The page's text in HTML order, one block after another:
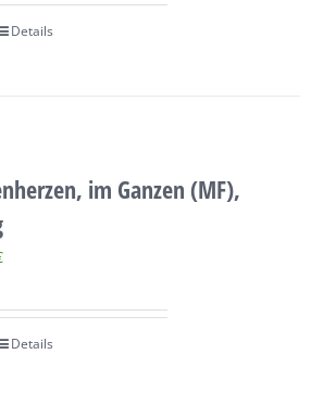
Details
im Ganzen (MF),
Details